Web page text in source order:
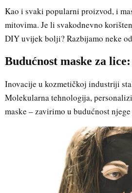
Kao i svaki popularni proizvod, i
mitovima. Je li svakodnevno
DIY uvijek bolji? Razbijamo neke
Budućnost maske za
Inovacije u kozmetičkoj industriji
Molekularna tehnologija,
maske – zavirimo u budućnost njege